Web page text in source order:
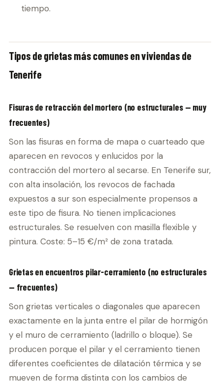
tiempo.
Tipos de grietas más comunes en viviendas de
Tenerife
Fisuras de retracción del mortero (no estructurales — muy
frecuentes)
Son las fisuras en forma de mapa o cuarteado que
aparecen en revocos y enlucidos por la
contracción del mortero al secarse. En Tenerife sur,
con alta insolación, los revocos de fachada
expuestos a sur son especialmente propensos a
este tipo de fisura. No tienen implicaciones
estructurales. Se resuelven con masilla flexible y
pintura. Coste: 5–15 €/m² de zona tratada.
Grietas en encuentros pilar-cerramiento (no estructurales
— frecuentes)
Son grietas verticales o diagonales que aparecen
exactamente en la junta entre el pilar de hormigón
y el muro de cerramiento (ladrillo o bloque). Se
producen porque el pilar y el cerramiento tienen
diferentes coeficientes de dilatación térmica y se
mueven de forma distinta con los cambios de